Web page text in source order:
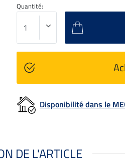
Quantité:
Disponibilité dans le
DE L'ARTICLE